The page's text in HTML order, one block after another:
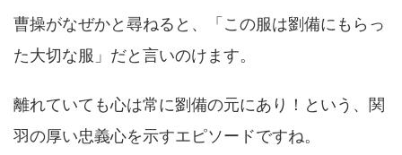
曹操がなぜかと尋ねると、「この服は劉備にもらっ
た大切な服」だと言いのけます。
離れていても心は常に劉備の元にあり！という、関
羽の厚い忠義心を示すエピソードですね。